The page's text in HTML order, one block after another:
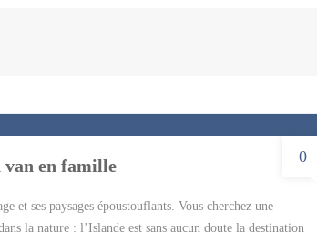
coffrets c’est que l’on peut choisir une expérience qui va
van en famille 0
et ses paysages époustouflants. Vous cherchez une
la nature : l’Islande est sans aucun doute la destination